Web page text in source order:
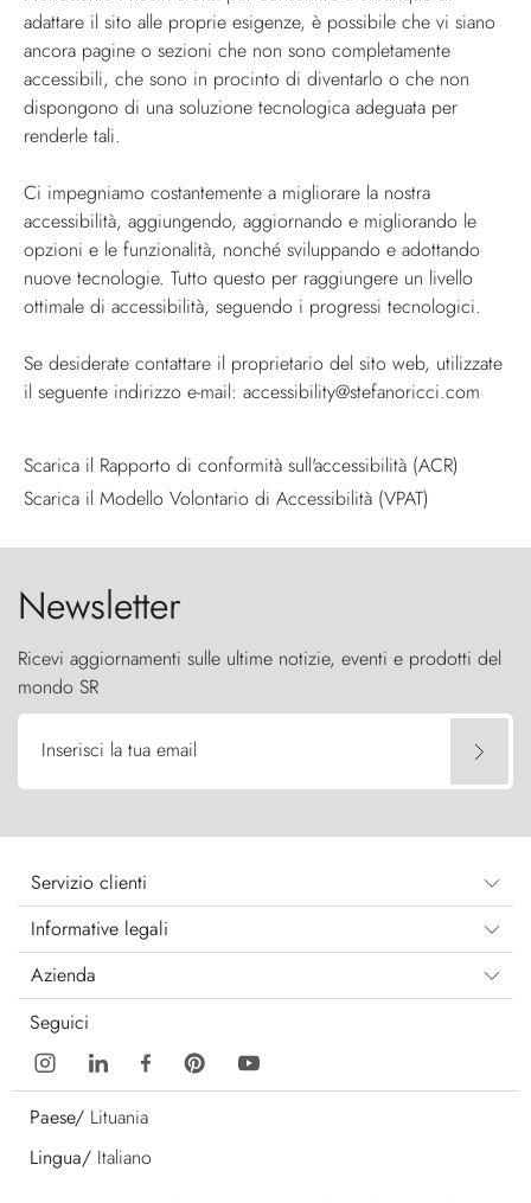
adattare il sito alle proprie esigenze, è possibile che vi siano
ancora pagine o sezioni che non sono completamente
accessibili, che sono in procinto di diventarlo o che non
dispongono di una soluzione tecnologica adeguata per
renderle tali.
Ci impegniamo costantemente a migliorare la nostra
accessibilità, aggiungendo, aggiornando e migliorando le
opzioni e le funzionalità, nonché sviluppando e adottando
nuove tecnologie. Tutto questo per raggiungere un livello
ottimale di accessibilità, seguendo i progressi tecnologici.
Se desiderate contattare il proprietario del sito web, utilizzate
il seguente indirizzo e-mail: accessibility@stefanoricci.com
Scarica il Rapporto di conformità sull'accessibilità (ACR)
Scarica il Modello Volontario di Accessibilità (VPAT)
Newsletter
Ricevi aggiornamenti sulle ultime notizie, eventi e prodotti del
mondo SR
Inserisci la tua email
Servizio clienti
Informative legali
Azienda
Seguici
Paese/ Lituania
Lingua/ Italiano